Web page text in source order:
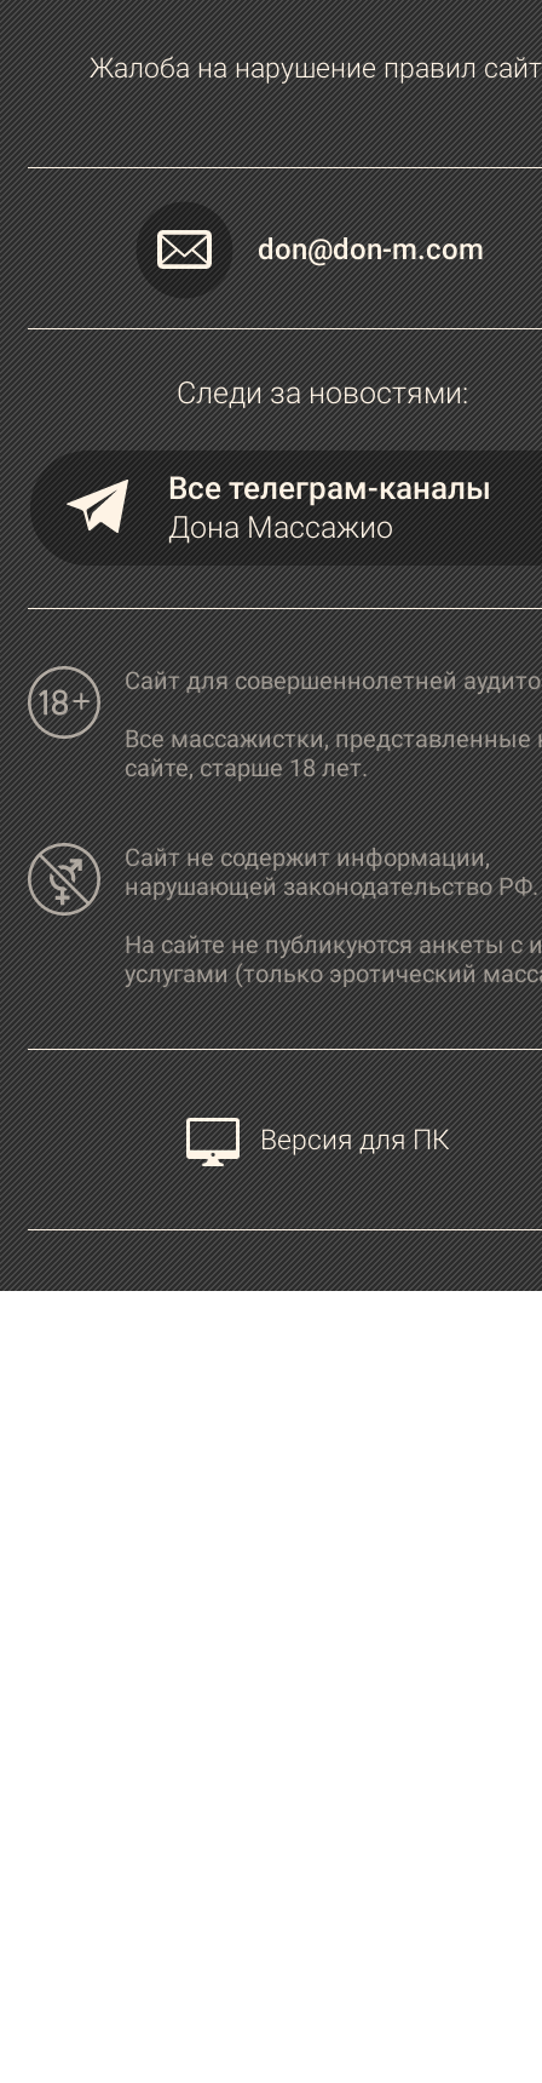
Жалоба на нарушение правил
don@don-m.com
Следи за новостями:
Все телеграм-каналы
Дона Массажио
Сайт для совершеннолетней
Все массажистки, представленные
сайте, старше 18 лет.
Сайт не содержит информации,
нарушающей законодательство РФ.
На сайте не публикуются анкеты с
услугами (только эротический
Версия для ПК